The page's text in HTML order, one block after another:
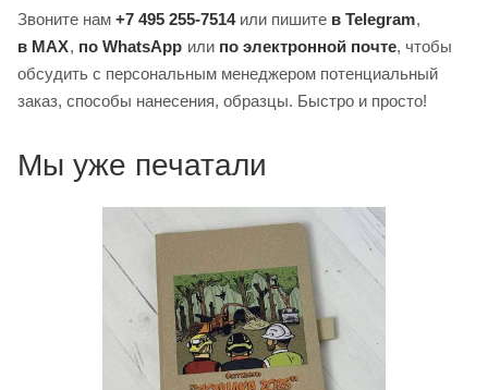
Звоните нам +7 495 255-7514или пишите в Telegram,
в MAX, по WhatsApp или по электронной почте, чтобы
обсудить с персональным менеджером потенциальный
заказ, способы нанесения, образцы. Быстро и просто!
Мы уже печатали